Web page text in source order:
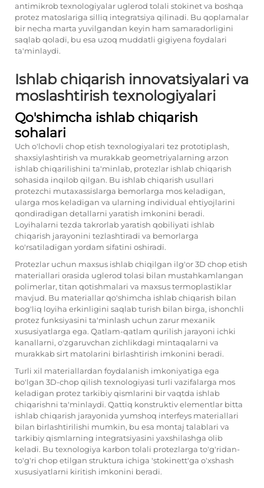
antimikrob texnologiyalar uglerod tolali stokinet va boshqa
protez matоslariga silliq integratsiya qilinadi. Bu qoplamalar
bir necha marta yuvilgandan keyin ham samaradorligini
saqlab qoladi, bu esa uzoq muddatli gigiyena foydalari
ta'minlaydi.
Ishlab chiqarish innovatsiyalari va
moslashtirish texnologiyalari
Qo'shimcha ishlab chiqarish
sohalari
Uch o'lchovli chop etish texnologiyalari tez prototiplash,
shaxsiylashtirish va murakkab geometriyalarning arzon
ishlab chiqarilishini ta'minlab, protezlar ishlab chiqarish
sohasida inqilob qilgan. Bu ishlab chiqarish usullari
protezchi mutaxassislarga bemorlarga mos keladigan,
ularga mos keladigan va ularning individual ehtiyojlarini
qondiradigan detallarni yaratish imkonini beradi.
Loyihalarni tezda takrorlab yaratish qobiliyati ishlab
chiqarish jarayonini tezlashtiradi va bemorlarga
ko'rsatiladigan yordam sifatini oshiradi.
Protezlar uchun maxsus ishlab chiqilgan ilg'or 3D chop etish
materiallari orasida uglerod tolasi bilan mustahkamlangan
polimerlar, titan qotishmalari va maxsus termoplastiklar
mavjud. Bu materiallar qo'shimcha ishlab chiqarish bilan
bog'liq loyiha erkinligini saqlab turish bilan birga, ishonchli
protez funksiyasini ta'minlash uchun zarur mexanik
xususiyatlarga ega. Qatlam-qatlam qurilish jarayoni ichki
kanallarni, o'zgaruvchan zichlikdagi mintaqalarni va
murakkab sirt matolarini birlashtirish imkonini beradi.
Turli xil materiallardan foydalanish imkoniyatiga ega
bo'lgan 3D-chop qilish texnologiyasi turli vazifalarga mos
keladigan protez tarkibiy qismlarini bir vaqtda ishlab
chiqarishni ta'minlaydi. Qattiq konstruktiv elementlar bitta
ishlab chiqarish jarayonida yumshoq interfeys materiallari
bilan birlashtirilishi mumkin, bu esa montaj talablari va
tarkibiy qismlarning integratsiyasini yaxshilashga olib
keladi. Bu texnologiya karbon tolali protezlarga to'g'ridan-
to'g'ri chop etilgan struktura ichiga 'stokinett'ga o'xshash
xususiyatlarni kiritish imkonini beradi.